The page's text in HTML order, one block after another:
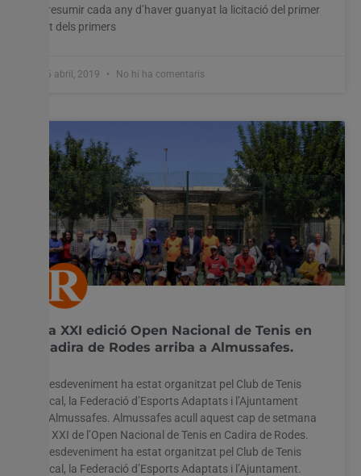
presumir cada any d’haver guanyat la licitació del primer
lot dels primers
26 abril, 2019 No hi ha comentaris
La XXI edició Open Nacional de Tenis en
Cadira de Rodes arriba a Almussafes.
L’esdeveniment ha estat organitzat pel Club de Tenis
local, la Federació d’Esports Adaptats i l’Ajuntament
d’Almussafes. Almussafes acull aquest cap de setmana
la XXI de l’Open Nacional de Tenis en Cadira de Rodes.
L’esdeveniment ha estat organitzat pel Club de Tenis
local, la Federació d’Esports Adaptats i l’Ajuntament.